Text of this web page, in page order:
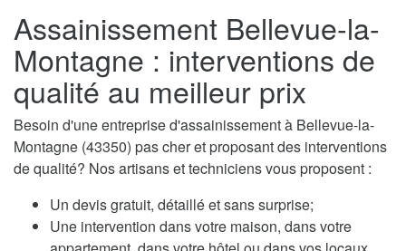
Assainissement Bellevue-la-
Montagne : interventions de
qualité au meilleur prix
Besoin d'une entreprise d'assainissement à Bellevue-la-
Montagne (43350) pas cher et proposant des interventions
de qualité? Nos artisans et techniciens vous proposent :
Un devis gratuit, détaillé et sans surprise;
Une intervention dans votre maison, dans votre